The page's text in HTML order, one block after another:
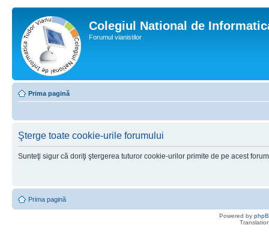
Colegiul National de
Forumul vianistilor
Prima pagină
Şterge toate cookie-urile forumului
Sunteţi sigur că doriţi ştergerea tuturor cookie-urilor primite de pe acest
Prima pagină
Powered by